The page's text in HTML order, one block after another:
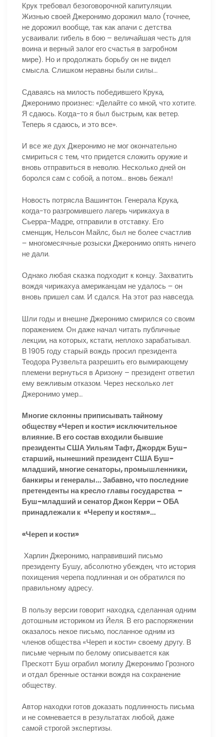
Крук требовал безоговорочной капитуляции.
Жизнью своей Джеронимо дорожил мало (точнее,
не дорожил вообще, так как апачи с детства
усваивали: гибель в бою – величайшая честь для
воина и верный залог его счастья в загробном
мире). Но и продолжать борьбу он не видел
смысла. Слишком неравны были силы…
Сдаваясь на милость победившего Крука,
Джеронимо произнес: «Делайте со мной, что хотите.
Я сдаюсь. Когда-то я был быстрым, как ветер.
Теперь я сдаюсь, и это все».
И все же дух Джеронимо не мог окончательно
смириться с тем, что придется сложить оружие и
вновь отправиться в неволю. Несколько дней он
боролся сам с собой, а потом… вновь бежал!
Новость потрясла Вашингтон. Генерала Крука,
когда-то разгромившего лагерь чирикахуа в
Сьерра-Мадре, отправили в отставку. Его
сменщик, Нельсон Майлс, был не более счастлив
– многомесячные розыски Джеронимо опять ничего
не дали.
Однако любая сказка подходит к концу. Захватить
вождя чирикахуа американцам не удалось – он
вновь пришел сам. И сдался. На этот раз навсегда.
Шли годы и внешне Джеронимо смирился со своим
поражением. Он даже начал читать публичные
лекции, на которых, кстати, неплохо зарабатывал.
В 1905 году старый вождь просил президента
Теодора Рузвельта разрешить его вымирающему
племени вернуться в Аризону – президент ответил
ему вежливым отказом. Через несколько лет
Джеронимо умер…
Многие склонны приписывать тайному
обществу «Череп и кости» исключительное
влияние. В его состав входили бывшие
президенты США Уильям Тафт, Джордж Буш-
старший, нынешний президент США Буш-
младший, многие сенаторы, промышленники,
банкиры и генералы… Забавно, что последние
претенденты на кресло главы государства –
Буш-младший и сенатор Джон Керри – ОБА
принадлежали к «Черепу и костям»…
«Череп и кости»
Харлин Джеронимо, направивший письмо
президенту Бушу, абсолютно убежден, что история
похищения черепа подлинная и он обратился по
правильному адресу.
В пользу версии говорит находка, сделанная одним
дотошным историком из Йеля. В его распоряжении
оказалось некое письмо, посланное одним из
членов общества «Череп и кости» своему другу. В
письме черным по белому описывается как
Прескотт Буш ограбил могилу Джеронимо Грозного
и отдал бренные останки вождя на сохранение
обществу.
Автор находки готов доказать подлинность письма
и не сомневается в результатах любой, даже
самой строгой экспертизы.